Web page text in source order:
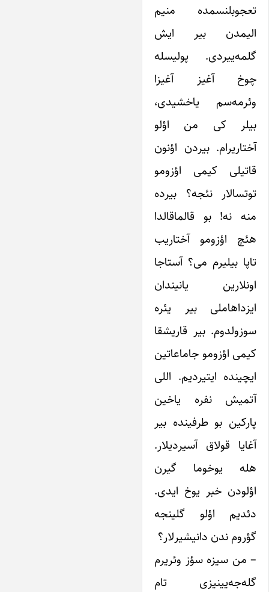
تعجوبلنسمده منیم
الیمدن بیر ایش
گلمه‌ییردی. پولیسله
چوخ آغیز آغیزا
وئرمه‌سم یاخشیدی،
بیلر کی من اؤلو
آختاریرام. بیردن اؤنون
قاتیلی کیمی اؤزومو
توتسالار نئجه؟ بیرده
منه نه! بو قالماقالدا
هئچ اؤزومو آختاریب
تاپا بیلیرم می؟ آستاجا
اونلارین یانیندان
ایزداهاملی بیر یئره
سوزولدوم. بیر قاریشقا
کیمی اؤزومو جاماعاتین
ایچینده ایتیردیم. اللی
آتمیش نفره یاخین
پارکین بو طرفینده بیر
آغایا قولاق آسیردیلار.
هله یوخوما گیرن
اؤلودن خبر یوخ ایدی.
دئدیم اؤلو گلینجه
گؤروم ندن دانیشیرلار؟
– من سیزه سؤز وئریرم
گله‌جه‌یینیزی تام